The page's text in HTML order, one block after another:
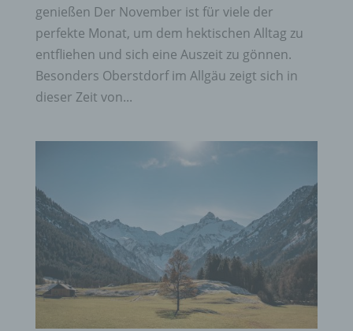
genießen Der November ist für viele der
perfekte Monat, um dem hektischen Alltag zu
entfliehen und sich eine Auszeit zu gönnen.
Besonders Oberstdorf im Allgäu zeigt sich in
dieser Zeit von...